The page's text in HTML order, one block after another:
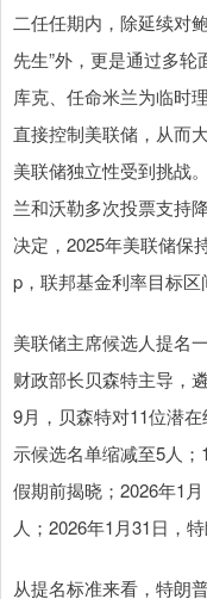
二任任期内，除延续对
先生”外，更是通过多
库克、任命米兰为临时
直接控制美联储，从而
美联储独立性受到挑战
兰和沃勒多次投票支持
决定，2025年美联储保
p，联邦基金利率目标区
美联储主席候选人提名
财政部长贝森特主导，
9月，贝森特对11位潜
示候选名单缩减至5人
假期前揭晓；2026年1
人；2026年1月31日，
从提名标准来看，特朗